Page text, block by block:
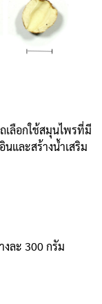
เลือกใช้สมุนไพรที่มี
และสร้างน้ำเสริม
งละ 300 กรัม